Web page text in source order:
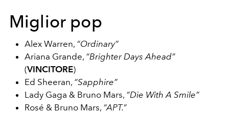
Miglior pop
Alex Warren, “Ordinary”
Ariana Grande, “Brighter Days Ahead”
(VINCITORE)
Ed Sheeran, “Sapphire”
Lady Gaga & Bruno Mars, “Die With A Smile”
Rosé & Bruno Mars, “APT.”